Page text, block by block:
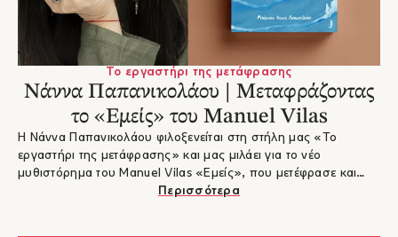
Το εργαστήρι της μετάφρασης
Νάννα Παπανικολάου | Μεταφράζοντας
το «Εμείς» του Manuel Vilas
Η Νάννα Παπανικολάου φιλοξενείται στη στήλη μας «Το
εργαστήρι της μετάφρασης» και μας μιλάει για το νέο
μυθιστόρημα του Manuel Vilas «Εμείς», που μετέφρασε και
εκδόθηκε πρόσφατα στα ελληνικά. Ένα βιβλίο που εξερευνά τα
Περισσότερα